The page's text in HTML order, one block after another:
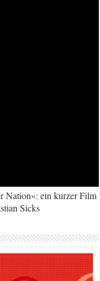
Nation«: ein kurzer Film
Sicks